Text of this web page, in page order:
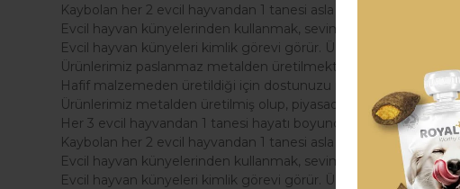
Kaybolan her 2 evcil hayvandan 1 tanesi asla bulunamamaktadır.
Evcil hayvan künyelerinden kullanmak, sevimli dostunuz
Evcil hayvan künyeleri kimlik görevi görür. Üzerine dostunuzun
Ürünlerimiz paslanmaz metalden üretilmektedir ve alerjik
Hafif malzemeden üretildiği için dostunuzu rahatsız etmez.
Ürünlerimiz metalden üretilmiş olup, piyasadaki plastik ürünler
Her 3 evcil hayvandan 1 tanesi hayatı boyunca en az 1 defa
Kaybolan her 2 evcil hayvandan 1 tanesi asla bulunamamaktadır.
Evcil hayvan künyelerinden kullanmak, sevimli dostunuz
Evcil hayvan künyeleri kimlik görevi görür. Üzerine dostunuzun